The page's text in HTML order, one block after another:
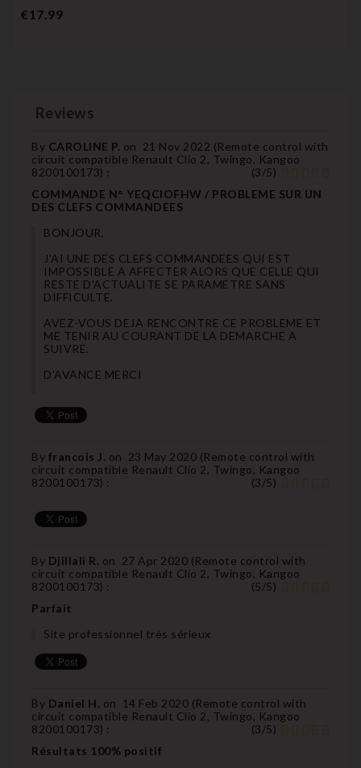
€17.99Price
Reviews
By CAROLINE P. on 21 Nov 2022 (Remote control with
circuit compatible Renault Clio 2, Twingo, Kangoo
8200100173) : (3/5)
COMMANDE N° YEQCIOFHW / PROBLEME SUR UN
DES CLEFS COMMANDEES
BONJOUR,
J'AI UNE DES CLEFS COMMANDEES QUI EST
IMPOSSIBLE A AFFECTER ALORS QUE CELLE QUI
RESTE D'ACTUALITE SE PARAMETRE SANS
DIFFICULTE.
AVEZ-VOUS DEJA RENCONTRE CE PROBLEME ET
ME TENIR AU COURANT DE LA DEMARCHE A
SUIVRE.
D'AVANCE MERCI
By francois J. on 23 May 2020 (Remote control with
circuit compatible Renault Clio 2, Twingo, Kangoo
8200100173) : (3/5)
By Djillali R. on 27 Apr 2020 (Remote control with
circuit compatible Renault Clio 2, Twingo, Kangoo
8200100173) : (5/5)
Parfait
Site professionnel très sérieux
By Daniel H. on 14 Feb 2020 (Remote control with
circuit compatible Renault Clio 2, Twingo, Kangoo
8200100173) : (3/5)
Résultats 100% positif